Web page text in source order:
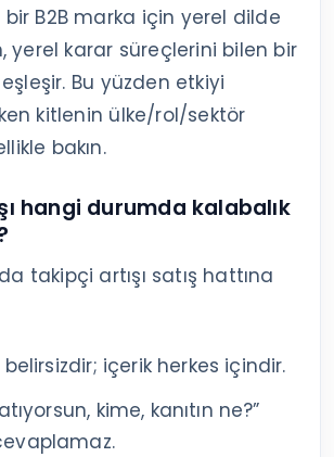
B2B marka için yerel dilde
yerel karar süreçlerini bilen bir
Bu yüzden etkiyi
kitlenin ülke/rol/sektör
bakın.
hangi durumda kalabalık
takipçi artışı satış hattına
içerik herkes içindir.
kime, kanıtın ne?”